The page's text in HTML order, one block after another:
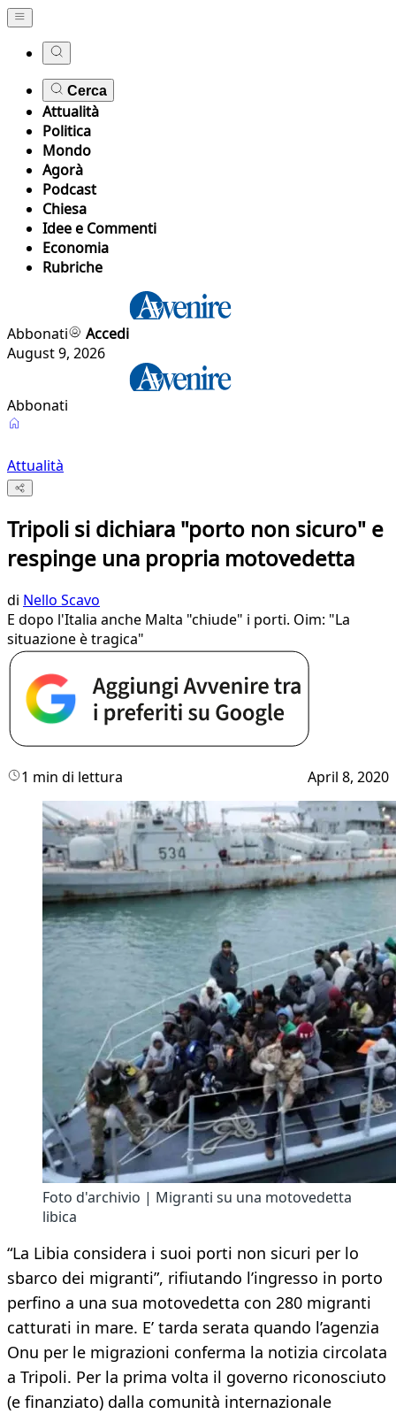
Cerca
Attualità
Politica
Mondo
Agorà
Podcast
Chiesa
Idee e Commenti
Economia
Rubriche
Abbonati
Accedi
August 9, 2026
Abbonati
Attualità
Tripoli si dichiara "porto non sicuro" e
respinge una propria motovedetta
di Nello Scavo
E dopo l'Italia anche Malta "chiude" i porti. Oim: "La
situazione è tragica"
1 min di lettura April 8, 2020
Foto d'archivio | Migranti su una motovedetta
libica
“La Libia considera i suoi porti non sicuri per lo
sbarco dei migranti”, rifiutando l’ingresso in porto
perfino a una sua motovedetta con 280 migranti
catturati in mare. E’ tarda serata quando l’agenzia
Onu per le migrazioni conferma la notizia circolata
a Tripoli. Per la prima volta il governo riconosciuto
(e finanziato) dalla comunità internazionale